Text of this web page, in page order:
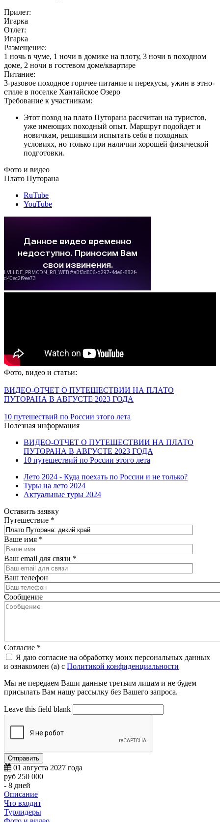
Прилет:
Игарка
Отлет:
Игарка
Размещение:
1 ночь в чуме, 1 ночи в домике на плоту, 3 ночи в походном
доме, 2 ночи в гостевом доме/квартире
Питание:
3-разовое походное горячее питание и перекусы, ужин в этно-
стиле в поселке Хантайское Озеро
Требование к участникам:
Этот поход на плато Путорана рассчитан на туристов,
уже имеющих походный опыт. Маршрут подойдет и
новичкам, решившим испытать себя в походных
условиях, но только при наличии хорошей физической
подготовки.
Фото и видео
Плато Путорана
RuTube
YouTube
Фото, видео и статьи:
ВИДЕО-ОТЧЕТ О ПУТЕШЕСТВИИ НА ПЛАТО
ПУТОРАНА В АВГУСТЕ 2023 ГОДА
10 путешествий по России этого лета
Полезная информация
ВИДЕО-ОТЧЕТ О ПУТЕШЕСТВИИ НА ПЛАТО
ПУТОРАНА В АВГУСТЕ 2023 ГОДА
10 путешествий по России этого лета
Лето 2024 - Куда поехать по России и не только?
Туры на лето 2024
Актуальные туры 2024
Оставить заявку
Путешествие *
Ваше имя *
Ваш email для связи *
Ваш телефон
Сообщение
Согласие *
Я даю согласие на обработку моих персональных данных
и ознакомлен (а) с Политикой конфиденциальности
Мы не передаем Ваши данные третьим лицам и не будем
присылать Вам нашу рассылку без Вашего запроса.
Leave this field blank
01 августа 2027 года
руб 250 000
- 8 дней
Описание
Что входит
Турлидеры